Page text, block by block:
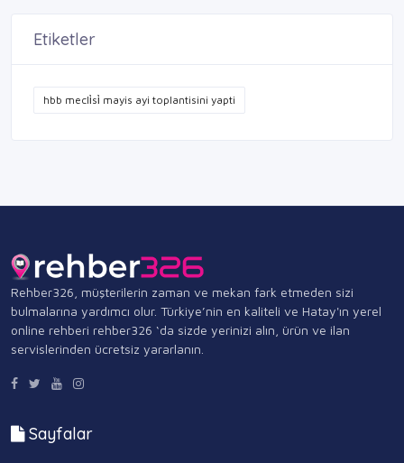
Etiketler
hbb mecli̇si̇ mayis ayi toplantisini yapti
Rehber326, müşterilerin zaman ve mekan fark etmeden sizi
bulmalarına yardımcı olur. Türkiye’nin en kaliteli ve Hatay'ın yerel
online rehberi rehber326 ‘da sizde yerinizi alın, ürün ve ilan
servislerinden ücretsiz yararlanın.
Sayfalar